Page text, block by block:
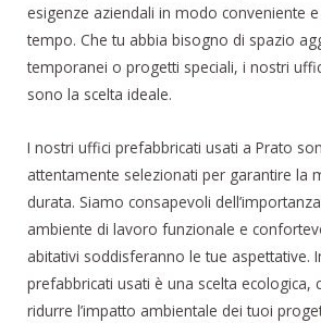
esigenze aziendali in modo conveniente
tempo. Che tu abbia bisogno di spazio
temporanei o progetti speciali, i nostri
sono la scelta ideale.
I nostri uffici prefabbricati usati a Prato
attentamente selezionati per garantire la
durata. Siamo consapevoli
ambiente di lavoro funzionale e
abitativi soddisferanno le tue aspettative.
prefabbricati usati è una scelta ecologica,
ridurre l’impatto ambientale dei tuoi